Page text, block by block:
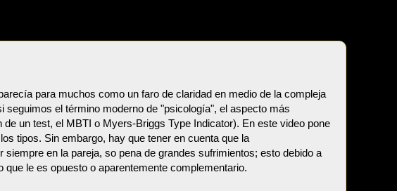
para muchos como un faro de claridad en medio de la compleja
el término moderno de "psicología", el aspecto más
un test, el MBTI o Myers-Briggs Type Indicator). En este video pone
tipos. Sin embargo, hay que tener en cuenta que la
en la pareja, so pena de grandes sufrimientos; esto debido a
le es opuesto o aparentemente complementario.